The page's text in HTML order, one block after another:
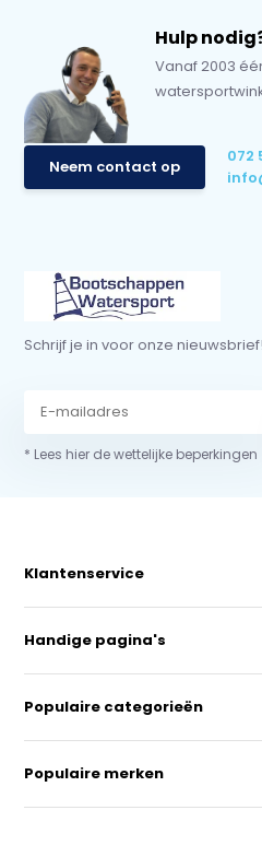
Hulp
Vanaf 2003
Neem contact op
072
Schrijf je in voor onze nieuwsbrief!
* Lees hier de wettelijke beperkingen
Klantenservice
Handige pagina's
Populaire categorieën
Populaire merken